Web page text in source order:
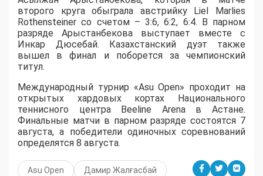
второго круга обыграла австрийку Liel Marlies
Rothensteiner со счетом – 3:6, 6:2, 6:4. В парном
разряде Арыстанбекова выступает вместе с
Инкар Дюсебай. Казахстанский дуэт также
вышел в финал и поборется за чемпионский
титул.
Международный турнир «Asu Open» проходит на
открытых хардовых кортах Национального
теннисного центра Beeline Arena в Астане.
Финальные матчи в парном разряде состоятся 7
августа, а победители одиночных соревнований
определятся 8 августа.
Asu Open Дамир Жалғасбай